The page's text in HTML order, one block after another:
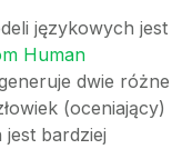
językowych jest
Human
dwie różne
(oceniający)
bardziej